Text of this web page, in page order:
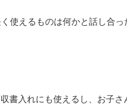
使えるものは何かと話し合
書入れにも使えるし、お子